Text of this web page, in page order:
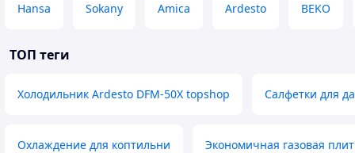
Hansa Sokany Amica Ardesto BEKO
ТОП теги
Холодильник Ardesto DFM-50X topshop Салфетки для
Охлаждение для коптильни Экономичная газовая